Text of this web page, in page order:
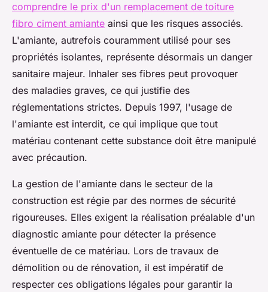
comprendre le prix d'un remplacement de toiture
fibro ciment amiante ainsi que les risques associés.
L'amiante, autrefois couramment utilisé pour ses
propriétés isolantes, représente désormais un danger
sanitaire majeur. Inhaler ses fibres peut provoquer
des maladies graves, ce qui justifie des
réglementations strictes. Depuis 1997, l'usage de
l'amiante est interdit, ce qui implique que tout
matériau contenant cette substance doit être manipulé
avec précaution.
La gestion de l'amiante dans le secteur de la
construction est régie par des normes de sécurité
rigoureuses. Elles exigent la réalisation préalable d'un
diagnostic amiante pour détecter la présence
éventuelle de ce matériau. Lors de travaux de
démolition ou de rénovation, il est impératif de
respecter ces obligations légales pour garantir la